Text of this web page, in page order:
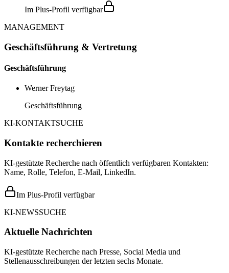
Im Plus-Profil verfügbar
MANAGEMENT
Geschäftsführung & Vertretung
Geschäftsführung
Werner Freytag
Geschäftsführung
KI-KONTAKTSUCHE
Kontakte recherchieren
KI-gestützte Recherche nach öffentlich verfügbaren Kontakten:
Name, Rolle, Telefon, E-Mail, LinkedIn.
Im Plus-Profil verfügbar
KI-NEWSSUCHE
Aktuelle Nachrichten
KI-gestützte Recherche nach Presse, Social Media und
Stellenausschreibungen der letzten sechs Monate.